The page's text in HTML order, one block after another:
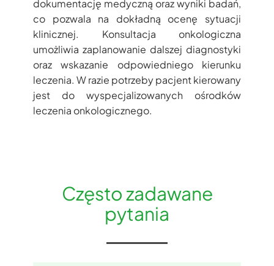
dokumentację medyczną oraz wyniki badań,
co pozwala na dokładną ocenę sytuacji
klinicznej. Konsultacja onkologiczna
umożliwia zaplanowanie dalszej diagnostyki
oraz wskazanie odpowiedniego kierunku
leczenia. W razie potrzeby pacjent kierowany
jest do wyspecjalizowanych ośrodków
leczenia onkologicznego.
Często zadawane
pytania